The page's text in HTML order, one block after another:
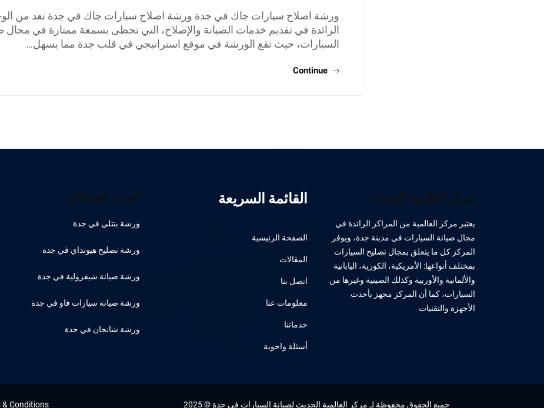
ورشة اصلاح سيارات جاك في جدة ورشة اصلاح سيارات جاك في جدة تعد من
الرائدة في تقديم خدمات الصيانة والإصلاح، التي تحظى بسمعة ممتازة في مجال
السيارات، حيث تقع الورشة في موقع استراتيجي في قلب جدة مما يسهل…
Continue
مركز العالمية الحديث
يعتبر مركز العالمية من المراكز الرائدة في
مجال صيانة السيارات في مدينة جدة، ويوفر
المركز كل ما يتعلق بمجال تصليح السيارات
بمختلف أنواعها: الأمريكية، الكورية، اليابانية
والألمانية والأوربية وكذلك الصينية وغيرها من
السيارات، كما أن المركز مجهز بأحدث
الأجهزة والتقنيات
القائمة السريعة
الصفحة الرئيسية
المقالات
اتصل بنا
معلومات عنا
خدماتنا
أسئلة واجوبة
أحدث المقالات
ورشة بنتلي في جدة
ورشة تصليح هيونداي في جدة
ورشة صيانة شيفرولية في جدة
ورشة صيانة سيارات فاو في جدة
ورشة شانجان في جدة
جميع الحقوق محفوظة لـ مركز العالمية الحديث لصيانة السيارات في جدة © 2025 & Conditions